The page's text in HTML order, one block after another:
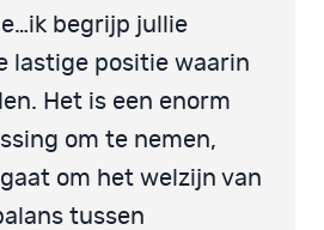
begrijp jullie
lastige positie waarin
Het is een enorm
om te nemen,
om het welzijn van
tussen